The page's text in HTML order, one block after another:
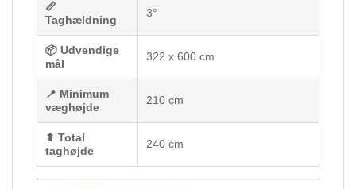
📏
Taghældning
3°
📦 Udvendige
mål
322 x 600 cm
📍 Minimum
væghøjde
210 cm
⬆ Total
taghøjde
240 cm